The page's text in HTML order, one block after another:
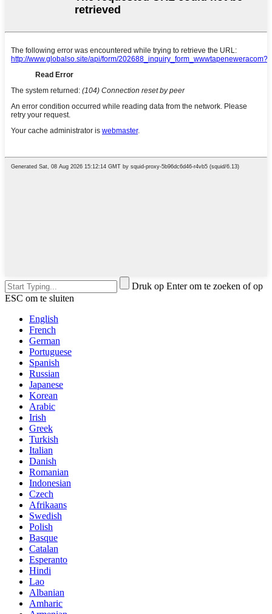
Druk op Enter om te zoeken of op
ESC om te sluiten
English
French
German
Portuguese
Spanish
Russian
Japanese
Korean
Arabic
Irish
Greek
Turkish
Italian
Danish
Romanian
Indonesian
Czech
Afrikaans
Swedish
Polish
Basque
Catalan
Esperanto
Hindi
Lao
Albanian
Amharic